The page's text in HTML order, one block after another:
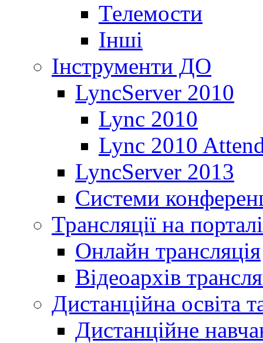
Телемости
Інші
Інструменти ДО
LyncServer 2010
Lync 2010
Lync 2010
LyncServer 2013
Системи
Трансляції на порталі
Онлайн трансляція
Відеоархів
Дистанційна освіта
Дистанційне